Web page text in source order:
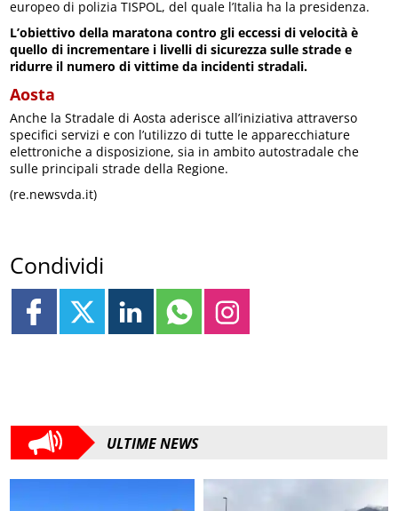
europeo di polizia TISPOL, del quale l’Italia ha la presidenza.
L’obiettivo della maratona contro gli eccessi di velocità è
quello di incrementare i livelli di sicurezza sulle strade e
ridurre il numero di vittime da incidenti stradali.
Aosta
Anche la Stradale di Aosta aderisce all’iniziativa attraverso
specifici servizi e con l’utilizzo di tutte le apparecchiature
elettroniche a disposizione, sia in ambito autostradale che
sulle principali strade della Regione.
(re.newsvda.it)
Condividi
ULTIME NEWS